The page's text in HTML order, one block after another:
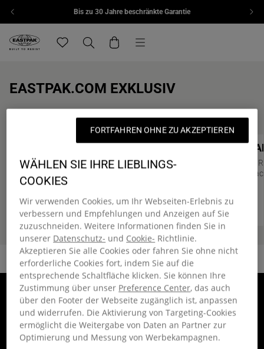
Zum Inhalt springenBis zu 30 Jahre beschränkte Garantie
Eastpak, zur Startseite von eu.eastpak.com
Menü
EASTPAK.COM EXKLUSIV
Unser ikonischer Rucksack
55,00 €
Online
DAY
Mittlerer
60,00 €
Bis zu 30 Jahre
eingeschränkte
Garantie
Bei Herstellungs- oder
Werden Sie Mitglied
der Community und
erhalten Sie 15 %
Rabatt
Bei Ihrer ersten Bestellung
WÄHLEN SIE IHRE LIEBLINGS-
COOKIES
Wir verwenden Cookies, um Ihr Webseiten-Erlebnis zu
verbessern und Empfehlungen und Anzeigen auf Sie
zuzuschneiden. Weitere Informationen finden Sie in
unserer Datenschutz- und Cookie- Richtlinie.
Akzeptieren Sie alle Cookies oder fahren Sie ohne nicht
erforderliche Cookies fort, indem Sie auf die
entsprechende Schaltfläche klicken. Sie können Ihre
Zustimmung über unser Preference Center, das auch
über den Footer der Webseite zugänglich ist, anpassen
und widerrufen. Die Aktivierung von Targeting-Cookies
ermöglicht die Weitergabe von Daten an Partner zur
Optimierung und Messung von Werbekampagnen.
FORTFAHREN OHNE ZU AKZEPTIEREN